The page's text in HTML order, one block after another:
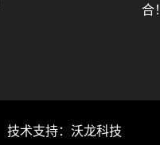
合！
技术支持：沃龙科技